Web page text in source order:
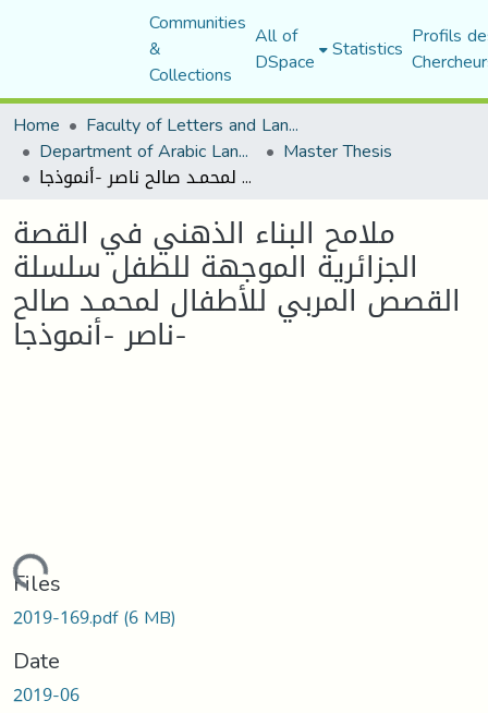
Communities
&
Collections
All of
DSpace Statistics Profils
Home
Faculty of Letters and Languages
Department of Arabic Language and Literature Master Thesis
ملامح البناء الذهني في القصة الجزائرية الموجهة للطفل سلسلة القصص المربي للأطفال لمحمـد صالح ناصر -أنموذجا-
ملامح البناء الذهني في القصة
الجزائرية الموجهة للطفل سلسلة
القصص المربي للأطفال لمحمـد صالح
ناصر -أنموذجا-
Files
2019-169.pdf(6 MB)
Date
2019-06